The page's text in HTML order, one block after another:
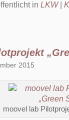
in LKW|
2015
moovel lab